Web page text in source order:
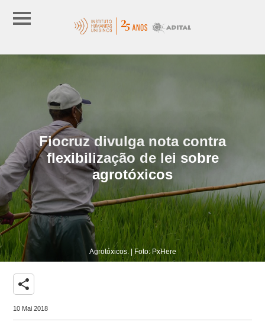
Fiocruz divulga nota contra
flexibilização de lei sobre
agrotóxicos
Agrotóxicos. | Foto: PxHere
share
10 Mai 2018